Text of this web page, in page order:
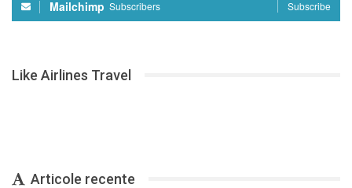
Mailchimp Subscribers Subscribe
Like Airlines Travel
Articole recente